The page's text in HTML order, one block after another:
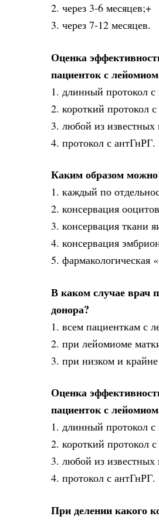
2. через 3-6 месяцев;+
3. через 7-12 месяцев.
Оценка
пациенток с
1. длинный протокол
2. короткий протокол
3. любой из известных
4. протокол с антГнРГ.
Каким образом
1. каждый по
2. консервация
3. консервация ткани
4. консервация
5. фармакологическая
В каком случае врач
донора?
1. всем пациенткам с
2. при лейомиоме
3. при низком и
Оценка
пациенток с
1. длинный протокол
2. короткий протокол
3. любой из известных
4. протокол с антГнРГ.
При делении какого